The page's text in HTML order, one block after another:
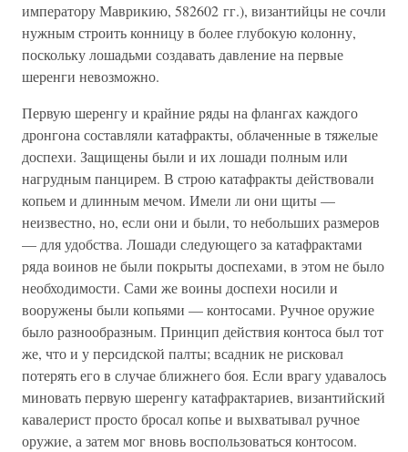
императору Маврикию, 582602 гг.), византийцы не сочли
нужным строить конницу в более глубокую колонну,
поскольку лошадьми создавать давление на первые
шеренги невозможно.
Первую шеренгу и крайние ряды на флангах каждого
дронгона составляли катафракты, облаченные в тяжелые
доспехи. Защищены были и их лошади полным или
нагрудным панцирем. В строю катафракты действовали
копьем и длинным мечом. Имели ли они щиты —
неизвестно, но, если они и были, то небольших размеров
— для удобства. Лошади следующего за катафрактами
ряда воинов не были покрыты доспехами, в этом не было
необходимости. Сами же воины доспехи носили и
вооружены были копьями — контосами. Ручное оружие
было разнообразным. Принцип действия контоса был тот
же, что и у персидской палты; всадник не рисковал
потерять его в случае ближнего боя. Если врагу удавалось
миновать первую шеренгу катафрактариев, византийский
кавалерист просто бросал копье и выхватывал ручное
оружие, а затем мог вновь воспользоваться контосом.